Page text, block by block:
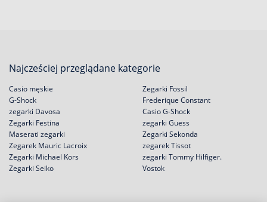
Najcześciej przeglądane kategorie
Casio męskie
G-Shock
zegarki Davosa
Zegarki Festina
Zegarki Fossil
Frederique Constant
Casio G-Shock
zegarki Guess
Maserati zegarki
Zegarek Mauric Lacroix
Zegarki Michael Kors
Zegarki Seiko
Zegarki Sekonda
zegarek Tissot
zegarki Tommy Hilfiger.
Vostok